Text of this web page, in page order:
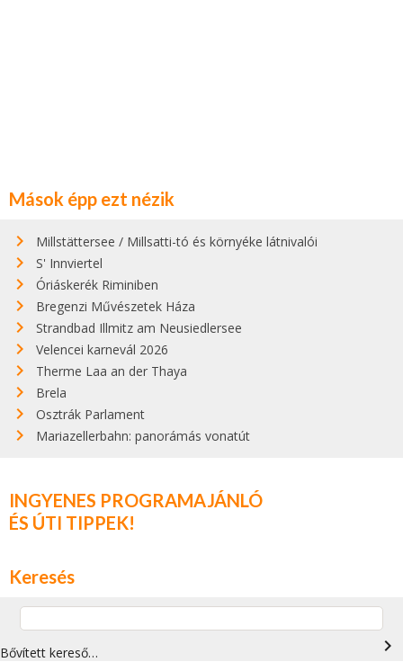
Mások épp ezt nézik
Millstättersee / Millsatti-tó és környéke látnivalói
S' Innviertel
Óriáskerék Riminiben
Bregenzi Művészetek Háza
Strandbad Illmitz am Neusiedlersee
Velencei karnevál 2026
Therme Laa an der Thaya
Brela
Osztrák Parlament
Mariazellerbahn: panorámás vonatút
INGYENES PROGRAMAJÁNLÓ
ÉS ÚTI TIPPEK!
Keresés
Bővített kereső… navigate_next